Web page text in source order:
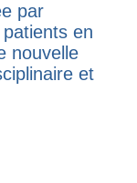
par
en
nouvelle
et